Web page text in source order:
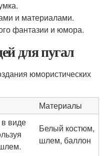
и материалами.
фантазии и юмора.
для пугал
юмористических
Материалы
виде
Белый костюм,
шлем, баллон